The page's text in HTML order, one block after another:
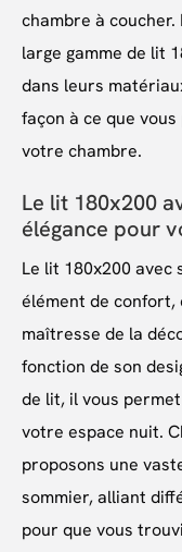
chambre à coucher.
large gamme de lit
dans leurs
façon à ce que
votre chambre.
Le lit 180x200
élégance pour
Le lit 180x200 avec
élément de confort,
maîtresse de la
fonction de son
de lit, il vous
votre espace nuit.
proposons une
sommier, alliant
pour que vous